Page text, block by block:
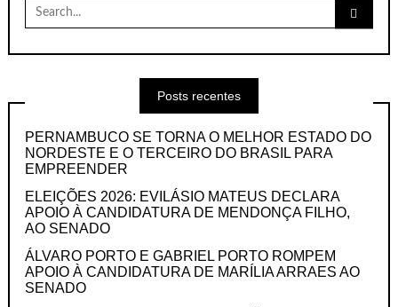
Search
for:
Posts recentes
PERNAMBUCO SE TORNA O MELHOR ESTADO DO
NORDESTE E O TERCEIRO DO BRASIL PARA
EMPREENDER
ELEIÇÕES 2026: EVILÁSIO MATEUS DECLARA
APOIO À CANDIDATURA DE MENDONÇA FILHO,
AO SENADO
ÁLVARO PORTO E GABRIEL PORTO ROMPEM
APOIO À CANDIDATURA DE MARÍLIA ARRAES AO
SENADO